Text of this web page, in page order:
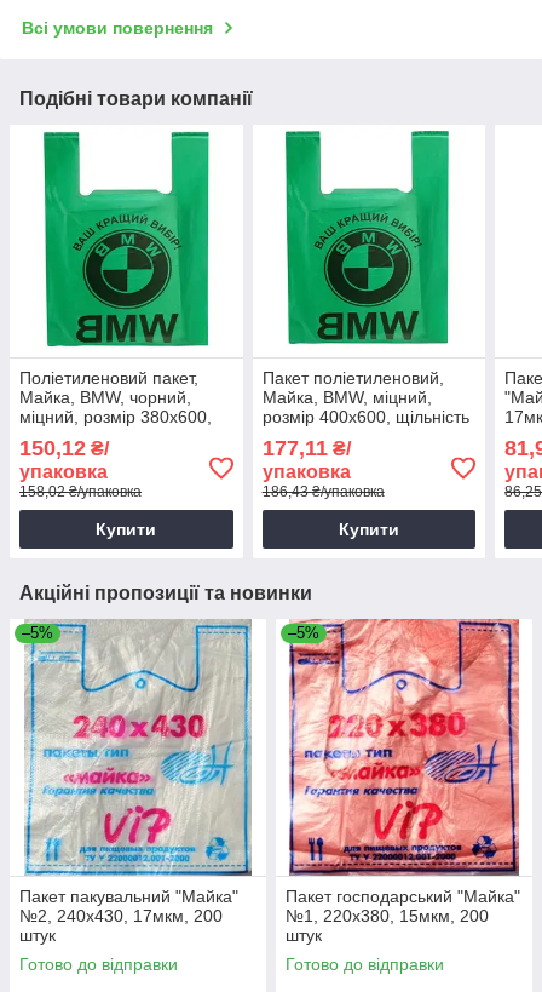
Всі умови повернення
Подібні товари компанії
Поліетиленовий пакет,
Майка, BMW, чорний,
міцний, розмір 380х600,
щільність 85мкм, 50шт
150,12 ₴/
упаковка
158,02 ₴/упаковка
Купити
Пакет поліетиленовий,
Майка, BMW, міцний,
розмір 400х600, щільність
100мкм, 50шт
177,11₴/
упаковка
186,43 ₴/упаковка
Купити
Акційні пропозиції та новинки
–5%
Пакет пакувальний "Майка"
№2, 240х430, 17мкм, 200
штук
Готово до відправки
–5%
Пакет господарський "Майка"
№1, 220х380, 15мкм, 200
штук
Готово до відправки